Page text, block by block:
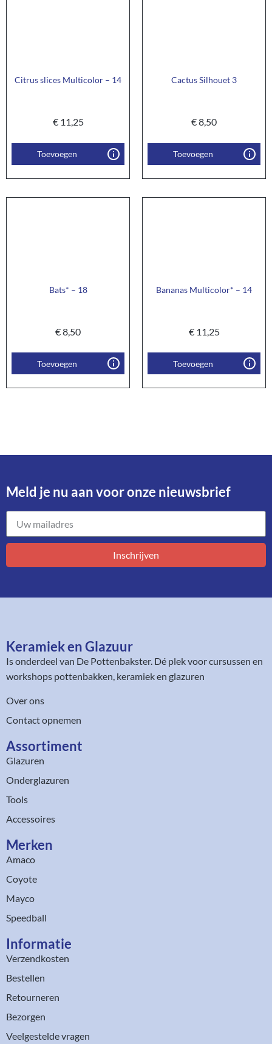
Citrus slices Multicolor – 14
€11,25
Toevoegen
Cactus Silhouet 3
€8,50
Toevoegen
Bats* – 18
€8,50
Toevoegen
Bananas Multicolor* – 14
€11,25
Toevoegen
Meld je nu aan voor onze nieuwsbrief​
Inschrijven
Keramiek en Glazuur​
Is onderdeel van De Pottenbakster. Dé plek voor cursussen en
workshops pottenbakken, keramiek en glazuren
Over ons
Contact opnemen
Assortiment​
Glazuren
Onderglazuren
Tools
Accessoires
Merken
Amaco
Coyote
Mayco
Speedball
Informatie
Verzendkosten
Bestellen
Retourneren
Bezorgen
Veelgestelde vragen